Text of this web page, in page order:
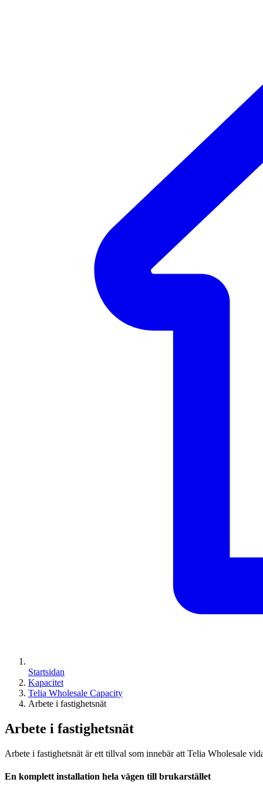
Startsidan
Kapacitet
Telia Wholesale Capacity
Arbete i fastighetsnät
Arbete i fastighetsnät
Arbete i fastighetsnät är ett tillval som innebär att Telia Wholesale
En komplett installation hela vägen till brukarstället